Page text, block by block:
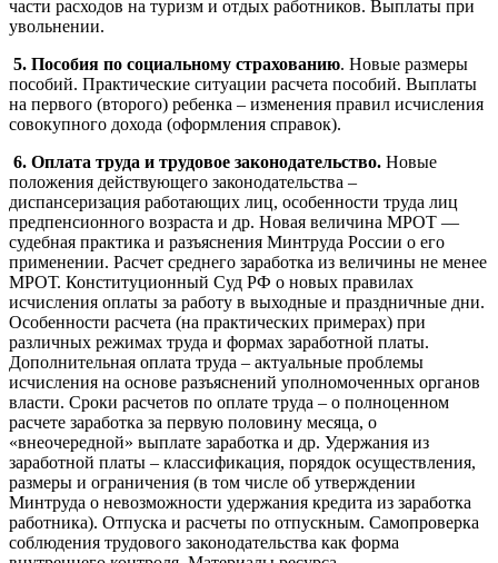
части расходов на туризм и отдых работников. Выплаты при
увольнении.
5. Пособия по социальному страхованию. Новые размеры
пособий. Практические ситуации расчета пособий. Выплаты
на первого (второго) ребенка – изменения правил исчисления
совокупного дохода (оформления справок).
6. Оплата труда и трудовое законодательство. Новые
положения действующего законодательства –
диспансеризация работающих лиц, особенности труда лиц
предпенсионного возраста и др. Новая величина МРОТ —
судебная практика и разъяснения Минтруда России о его
применении. Расчет среднего заработка из величины не менее
МРОТ. Конституционный Суд РФ о новых правилах
исчисления оплаты за работу в выходные и праздничные дни.
Особенности расчета (на практических примерах) при
различных режимах труда и формах заработной платы.
Дополнительная оплата труда – актуальные проблемы
исчисления на основе разъяснений уполномоченных органов
власти. Сроки расчетов по оплате труда – о полноценном
расчете заработка за первую половину месяца, о
«внеочередной» выплате заработка и др. Удержания из
заработной платы – классификация, порядок осуществления,
размеры и ограничения (в том числе об утверждении
Минтруда о невозможности удержания кредита из заработка
работника). Отпуска и расчеты по отпускным. Самопроверка
соблюдения трудового законодательства как форма